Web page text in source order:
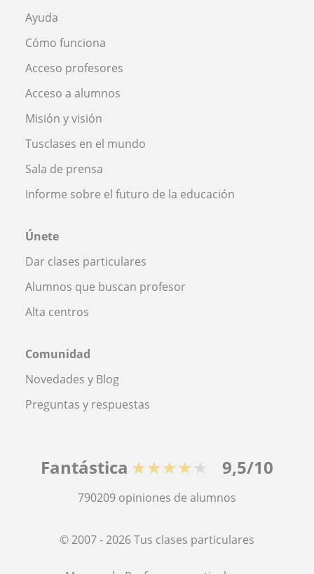
Ayuda
Cómo funciona
Acceso profesores
Acceso a alumnos
Misión y visión
Tusclases en el mundo
Sala de prensa
Informe sobre el futuro de la educación
Únete
Dar clases particulares
Alumnos que buscan profesor
Alta centros
Comunidad
Novedades y Blog
Preguntas y respuestas
Fantástica ★★★★★ 9,5/10
790209 opiniones de alumnos
© 2007 - 2026 Tus clases particulares